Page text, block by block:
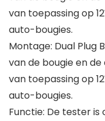
van toepassing op
auto-bougies.
Montage: Dual Plug
van de bougie en
van toepassing op
auto-bougies.
Functie: De tester